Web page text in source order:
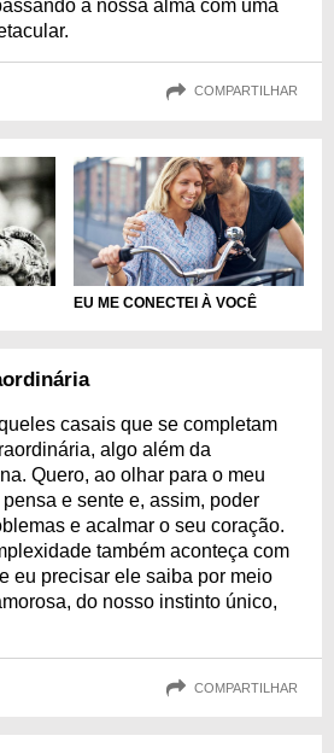
a nossa alma com uma
COMPARTILHAR
EU ME CONECTEI À VOCÊ
casais que se completam
algo além da
Quero, ao olhar para o meu
e sente e, assim, poder
e acalmar o seu coração.
também aconteça com
eu precisar ele saiba por meio
do nosso instinto único,
COMPARTILHAR